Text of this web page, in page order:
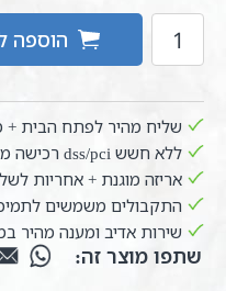
ספר
הזוהר
על
אידרא
זוטא
קדישא
עם
פירוש
הסולם
הוספה
שליח מהיר לפתח הבית
ללא חשש dss/pci רכישה מאובטחת בתקן!
אריזה מוגנת + אחריות
התקבולים משמשים
שירות אדיב ומענה מהיר
שתפו מוצר זה: